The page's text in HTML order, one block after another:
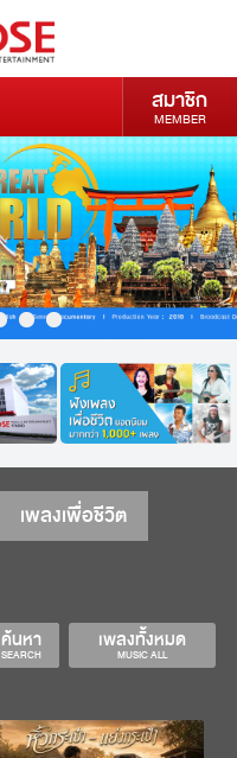
สมาชิก
MEMBER
เพลงเพื่อชีวิต
เพลงทั้งหมด
MUSIC ALL
ค้นหา
SEARCH